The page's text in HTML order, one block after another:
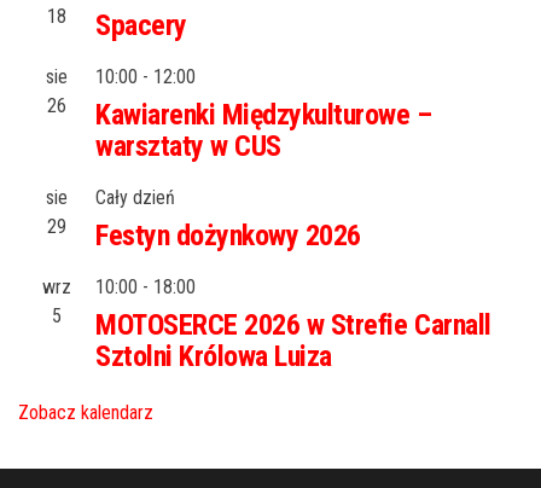
18
Spacery
sie
26
10:00 - 12:00
Kawiarenki Międzykulturowe –
warsztaty w CUS
sie
29
Cały dzień
Festyn dożynkowy 2026
wrz
5
10:00 - 18:00
MOTOSERCE 2026 w Strefie Carnall
Sztolni Królowa Luiza
Zobacz kalendarz